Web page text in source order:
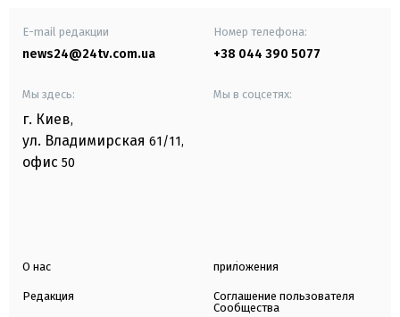
E-mail редакции
news24@24tv.com.ua
Номер телефона:
+38 044 390 5077
Мы здесь:
г. Киев,
ул. Владимирская 61/11,
офис 50
Мы в соцсетях:
О нас
Редакция
приложения
Соглашение пользователя
Сообщества